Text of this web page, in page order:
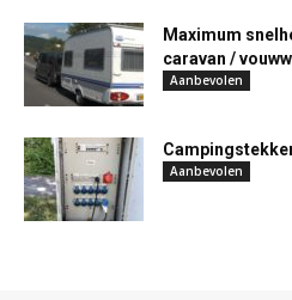
Maximum
caravan /
Aanbevolen
Aanbevolen